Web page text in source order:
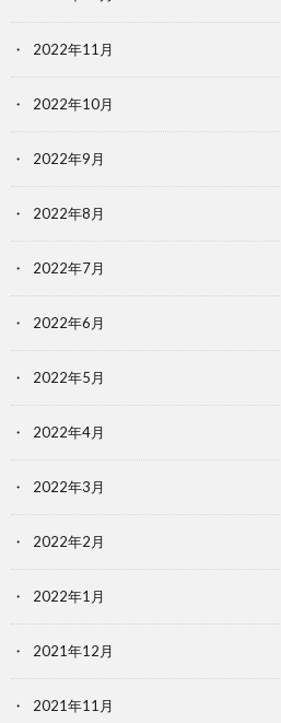
2022年11月
2022年10月
2022年9月
2022年8月
2022年7月
2022年6月
2022年5月
2022年4月
2022年3月
2022年2月
2022年1月
2021年12月
2021年11月